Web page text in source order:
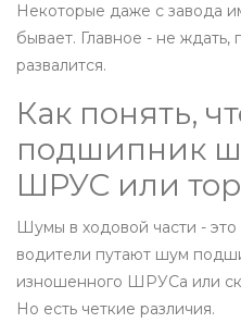
Некоторые даже с завода
бывает. Главное - не ждать,
развалится.
Как понять,
подшипник
ШРУС или
Шумы в ходовой части - это
водители путают шум
изношенного ШРУСа или
Но есть четкие различия.